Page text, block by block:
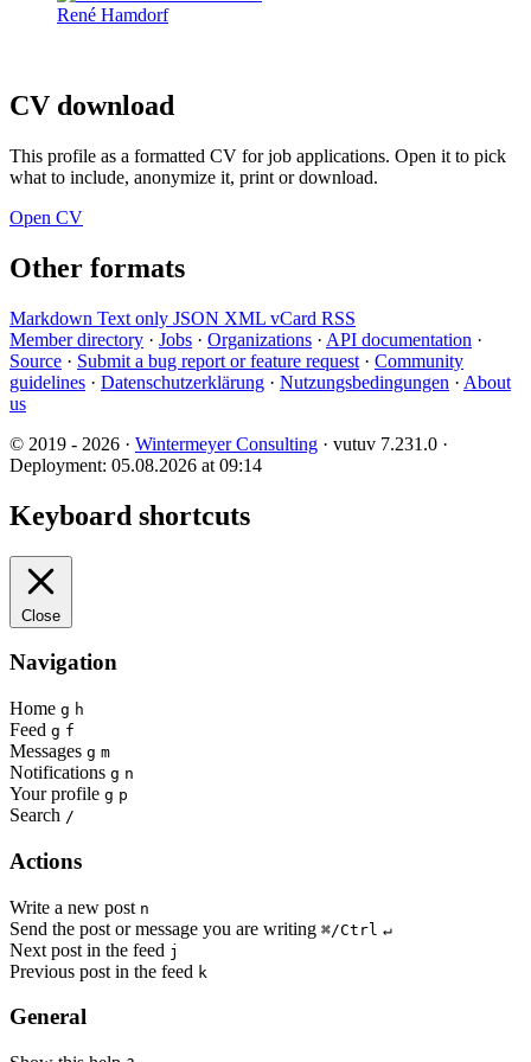
René Hamdorf
CV download
This profile as a formatted CV for job applications. Open it to pick
what to include, anonymize it, print or download.
Open CV
Other formats
Markdown Text only JSON XML vCard RSS
Member directory · Jobs · Organizations · API documentation ·
Source · Submit a bug report or feature request · Community
guidelines · Datenschutzerklärung · Nutzungsbedingungen · About
us
© 2019 - 2026 · Wintermeyer Consulting · vutuv 7.231.0 ·
Deployment: 05.08.2026 at 09:14
Keyboard shortcuts
Close
Navigation
Home g h
Feed g f
Messages g m
Notifications g n
Your profile g p
Search /
Actions
Write a new post n
Send the post or message you are writing ⌘/Ctrl ↵
Next post in the feed j
Previous post in the feed k
General